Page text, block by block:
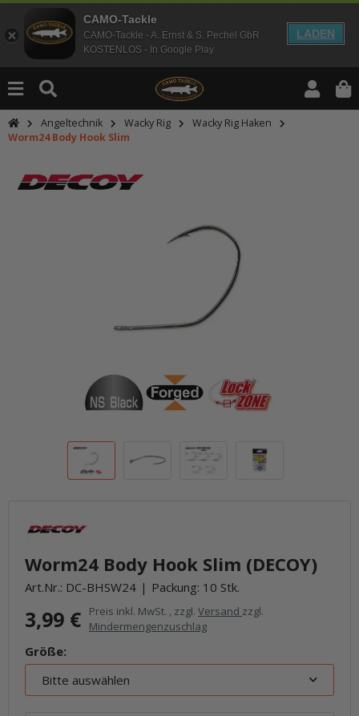
CAMO-Tackle
CAMO-Tackle - A. Ernst & S. Pechel GbR
KOSTENLOS - In Google Play
LADEN
Angeltechnik Wacky Rig
Wacky Rig Haken
Worm24 Body Hook Slim
Worm24 Body Hook Slim (DECOY)
Art.Nr.: DC-BHSW24 Packung: 10 Stk.
3,99 € Preis inkl. MwSt. , zzgl. Versand zzgl.
Mindermengenzuschlag
Größe:
Bitte auswählen